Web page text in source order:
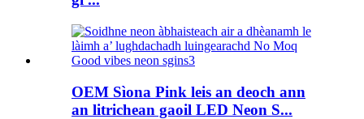
OEM Sìona Pink leis an deoch ann
an litrichean gaoil LED Neon S...